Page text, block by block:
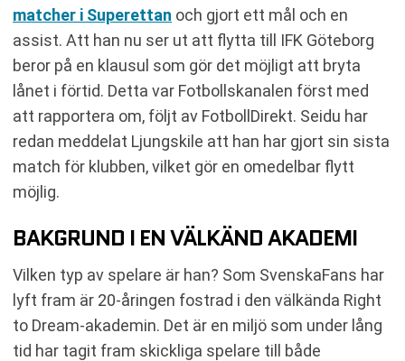
matcher i Superettan och gjort ett mål och en
assist. Att han nu ser ut att flytta till IFK Göteborg
beror på en klausul som gör det möjligt att bryta
lånet i förtid. Detta var Fotbollskanalen först med
att rapportera om, följt av FotbollDirekt. Seidu har
redan meddelat Ljungskile att han har gjort sin sista
match för klubben, vilket gör en omedelbar flytt
möjlig.
BAKGRUND I EN VÄLKÄND AKADEMI
Vilken typ av spelare är han? Som SvenskaFans har
lyft fram är 20-åringen fostrad i den välkända Right
to Dream-akademin. Det är en miljö som under lång
tid har tagit fram skickliga spelare till både